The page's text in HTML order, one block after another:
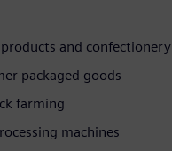
and confectionery
packaged goods
farming
machines